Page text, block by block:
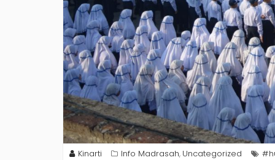
Kinarti Info Madrasah, Uncategorized